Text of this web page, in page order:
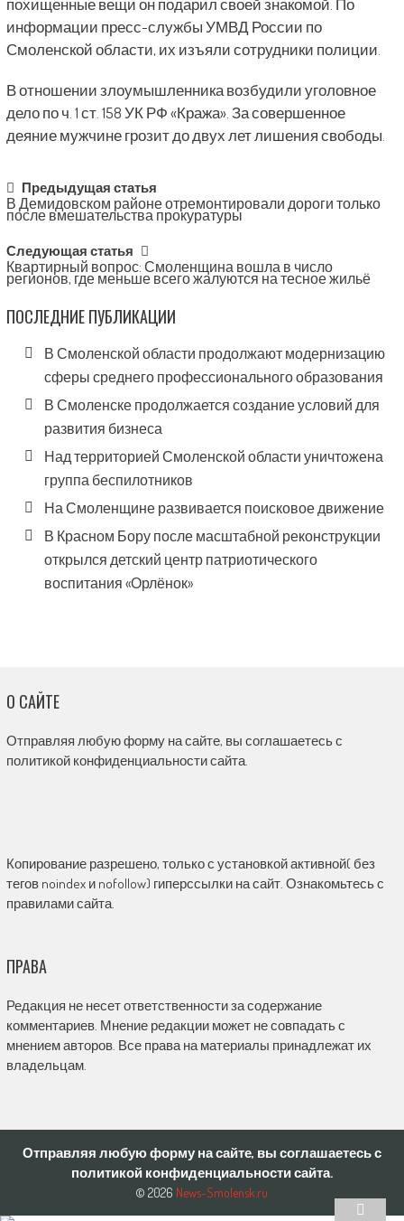
похищенные вещи он подарил своей знакомой. По
информации пресс-службы УМВД России по
Смоленской области, их изъяли сотрудники полиции.
В отношении злоумышленника возбудили уголовное
дело по ч. 1 ст. 158 УК РФ «Кража». За совершенное
деяние мужчине грозит до двух лет лишения свободы.
Post
navigation
Предыдущая статья
В Демидовском районе отремонтировали дороги только
после вмешательства прокуратуры
Следующая статья
Квартирный вопрос: Смоленщина вошла в число
регионов, где меньше всего жалуются на тесное жильё
ПОСЛЕДНИЕ ПУБЛИКАЦИИ
В Смоленской области продолжают модернизацию
сферы среднего профессионального образования
В Смоленске продолжается создание условий для
развития бизнеса
Над территорией Смоленской области уничтожена
группа беспилотников
На Смоленщине развивается поисковое движение
В Красном Бору после масштабной реконструкции
открылся детский центр патриотического
воспитания «Орлёнок»
О САЙТЕ
Отправляя любую форму на сайте, вы соглашаетесь с
политикой конфиденциальности сайта.
Копирование разрешено, только с установкой активной( без
тегов noindex и nofollow) гиперссылки на сайт. Ознакомьтесь с
правилами сайта.
ПРАВА
Редакция не несет ответственности за содержание
комментариев. Мнение редакции может не совпадать с
мнением авторов. Все права на материалы принадлежат их
владельцам.
Отправляя любую форму на сайте, вы соглашаетесь с
политикой конфиденциальности сайта.
© 2026 News-Smolensk.ru